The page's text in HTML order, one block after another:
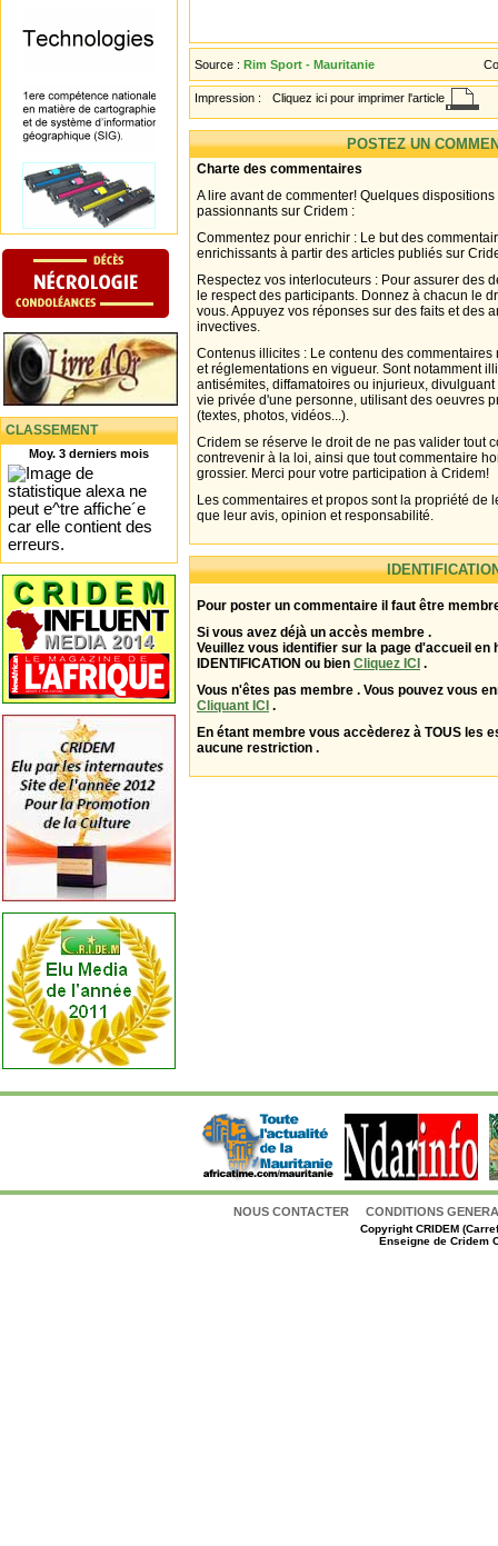
CLASSEMENT
Moy. 3 derniers mois
Source : Rim Sport - Mauritanie
Impression : Cliquez ici pour imprimer l'article
POSTEZ UN
Charte des commentaires
A lire avant de commenter! Quelques
passionnants sur Cridem :
Commentez pour enrichir : Le but des
enrichissants à partir des articles publiés sur
Respectez vos interlocuteurs : Pour assurer des
le respect des participants. Donnez à chacun le
vous. Appuyez vos réponses sur des faits et des
invectives.
Contenus illicites : Le contenu des
et réglementations en vigueur. Sont notamment
antisémites, diffamatoires ou injurieux,
vie privée d'une personne, utilisant des oeuvres
(textes, photos, vidéos...).
Cridem se réserve le droit de ne pas valider tout
contrevenir à la loi, ainsi que tout commentaire
grossier. Merci pour votre participation à Cridem!
Les commentaires et propos sont la propriété de
que leur avis, opinion et responsabilité.
Pour poster un commentaire il faut être
Si vous avez déjà un accès membre .
Veuillez vous identifier sur la page d'accueil en
IDENTIFICATION ou bien Cliquez ICI .
Vous n'êtes pas membre . Vous pouvez vous
Cliquant ICI .
En étant membre vous accèderez à TOUS les
aucune restriction .
NOUS CONTACTER CONDITIONS
CopyrightCRIDEM
Enseigne de Cridem